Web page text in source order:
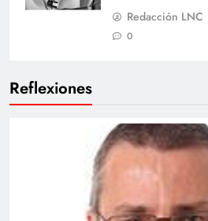
Reflexiones
Redacción LNC
0